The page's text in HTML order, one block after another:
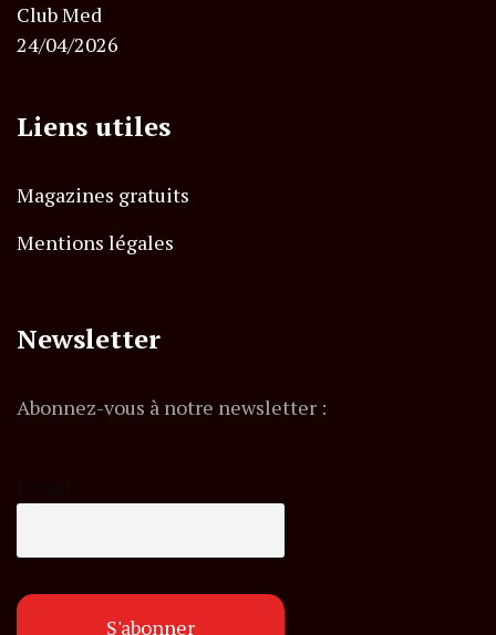
Club Med
24/04/2026
Liens utiles
Magazines gratuits
Mentions légales
Newsletter
Abonnez-vous à notre newsletter :